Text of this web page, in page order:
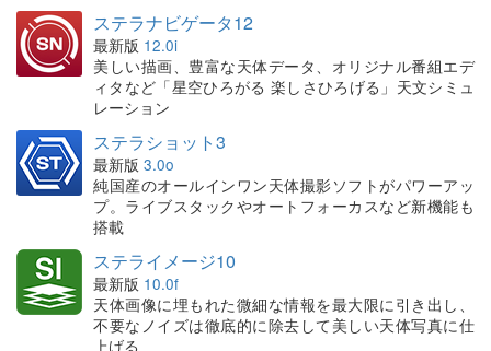
ステラナビゲータ12
最新版 12.0i
美しい描画、豊富な天体データ、オリジナル番組エデ
ィタなど「星空ひろがる 楽しさひろげる」天文シミュ
レーション
ステラショット3
最新版 3.0o
純国産のオールインワン天体撮影ソフトがパワーアッ
プ。ライブスタックやオートフォーカスなど新機能も
搭載
ステライメージ10
最新版 10.0f
天体画像に埋もれた微細な情報を最大限に引き出し、
不要なノイズは徹底的に除去して美しい天体写真に仕
上げる